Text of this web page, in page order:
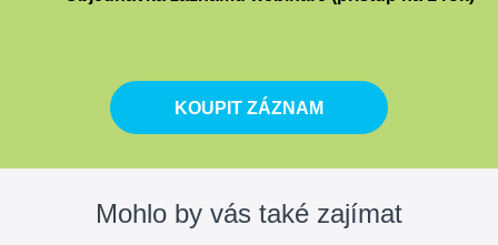
KOUPIT ZÁZNAM
Mohlo by vás také zajímat